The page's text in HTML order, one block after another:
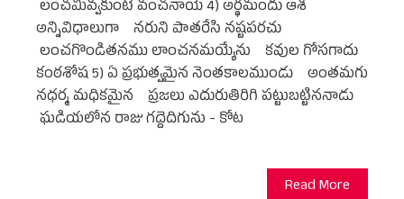
లంచమివ్వకుంటె వంచనాయె 4) అర్థమందు ఆశ
అన్నివిధాలుగా నరుని పాతరేసి నష్టపరచు
లంచగొండితనము లాంచనమయ్యేను కవుల గోసగాదు
కంఠశోష 5) ఏ ప్రభుత్వమైన నెంతకాలముండు అంతమగు
నధర్మ మధికమైన ప్రజలు ఎదురుతిరిగి పట్టుబట్టిననాడు
ఘడియలోన రాజు గద్దెదిగును - కోట
Read More